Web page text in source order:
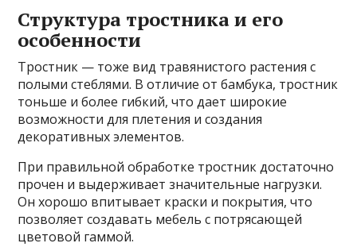
Структура тростника и его
особенности
Тростник — тоже вид травянистого растения с
полыми стеблями. В отличие от бамбука, тростник
тоньше и более гибкий, что дает широкие
возможности для плетения и создания
декоративных элементов.
При правильной обработке тростник достаточно
прочен и выдерживает значительные нагрузки.
Он хорошо впитывает краски и покрытия, что
позволяет создавать мебель с потрясающей
цветовой гаммой.